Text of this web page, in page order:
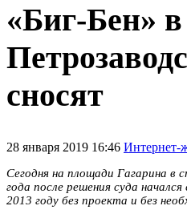
«Биг-Бен» в
сносят
28 января 2019 16:46 Интернет-
Сегодня на площади Гагарина в
года после решения суда
2013 году без проекта и без